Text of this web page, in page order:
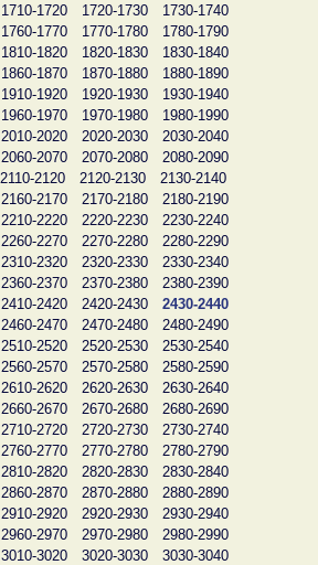
1710-1720 1720-1730
1730-1740
1760-1770 1770-1780
1780-1790
1810-1820 1820-1830
1830-1840
1860-1870 1870-1880
1880-1890
1910-1920 1920-1930
1930-1940
1960-1970 1970-1980
1980-1990
2010-2020 2020-2030
2030-2040
2060-2070 2070-2080
2080-2090
2110-2120 2120-2130
2130-2140
2160-2170 2170-2180
2180-2190
2210-2220 2220-2230
2230-2240
2260-2270 2270-2280
2280-2290
2310-2320 2320-2330
2330-2340
2360-2370 2370-2380
2380-2390
2410-2420 2420-2430
2430-2440
2460-2470 2470-2480
2480-2490
2510-2520 2520-2530
2530-2540
2560-2570 2570-2580
2580-2590
2610-2620 2620-2630
2630-2640
2660-2670 2670-2680
2680-2690
2710-2720 2720-2730
2730-2740
2760-2770 2770-2780
2780-2790
2810-2820 2820-2830
2830-2840
2860-2870 2870-2880
2880-2890
2910-2920 2920-2930
2930-2940
2960-2970 2970-2980
2980-2990
3010-3020 3020-3030
3030-3040